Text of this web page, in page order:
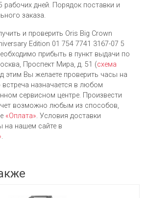
рабочих дней. Порядок поставки и
заказа.
и проверить Oris Big Crown
Edition 01 754 7741 3167-07 5
прибыть в пункт выдачи по
Проспект Мира, д. 51 (схема
этим Вы желаете проверить часы на
встреча назначается в любом
сервисном центре. Произвести
возможно любым из cпособов,
«Оплата». Условия доставки
на нашем сайте в
.